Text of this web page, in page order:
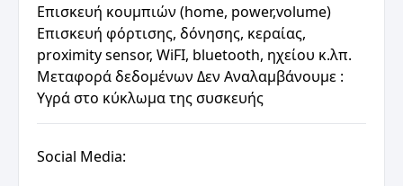
Επισκευή κουμπιών (home, power,volume)
Επισκευή φόρτισης, δόνησης, κεραίας,
proximity sensor, WiFI, bluetooth, ηχείου κ.λπ.
Μεταφορά δεδομένων Δεν Αναλαμβάνουμε :
Υγρά στο κύκλωμα της συσκευής
Social Media: